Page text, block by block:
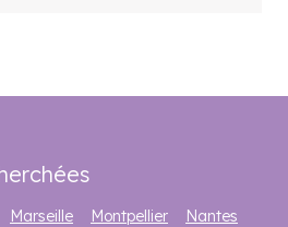
Marseille Montpellier
Nantes